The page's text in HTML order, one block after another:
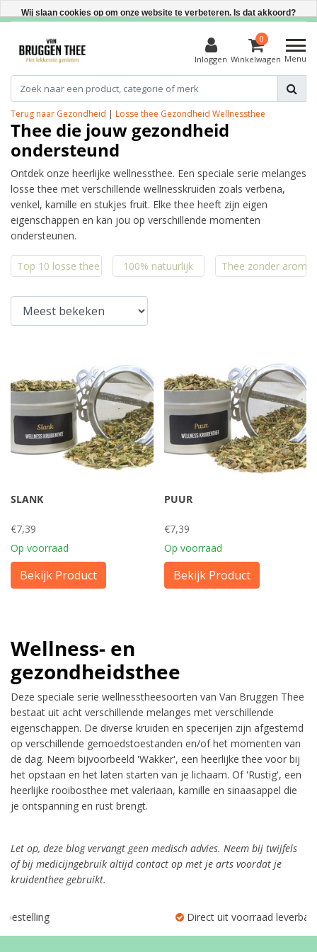
Direct uit voorraad leverbaar
Inloggen
0
Winkelwagen Menu
Terug naar Gezondheid | Losse thee Gezondheid Wellnessthee
Thee die jouw gezondheid
ondersteund
Ontdek onze heerlijke wellnessthee. Een speciale serie melanges
losse thee met verschillende wellnesskruiden zoals verbena,
venkel, kamille en stukjes fruit. Elke thee heeft zijn eigen
eigenschappen en kan jou op verschillende momenten
ondersteunen.
Top 10 losse thee 100% natuurlijk Thee zonder
SLANK
€7,39
Op voorraad
Bekijk Product
PUUR
€7,39
Op voorraad
Bekijk Product
Wellness- en
gezondheidsthee
Deze speciale serie wellnesstheesoorten van Van Bruggen Thee
bestaat uit acht verschillende melanges met verschillende
eigenschappen. De diverse kruiden en specerijen zijn afgestemd
op verschillende gemoedstoestanden en/of het momenten van
de dag. Neem bijvoorbeeld 'Wakker', een heerlijke thee voor bij
het opstaan en het laten starten van je lichaam. Of 'Rustig', een
heerlijke rooibosthee met valeriaan, kamille en sinaasappel die
je ontspanning en rust brengt.
Let op, deze blog vervangt geen medisch advies. Neem bij twijfels
of bij medicijngebruik altijd contact op met je arts voordat je
kruidenthee gebruikt.
Direct uit voorraad leverbaar
Wij slaan cookies op om onze website te verbeteren. Is dat akkoord?
Meer over cookies »